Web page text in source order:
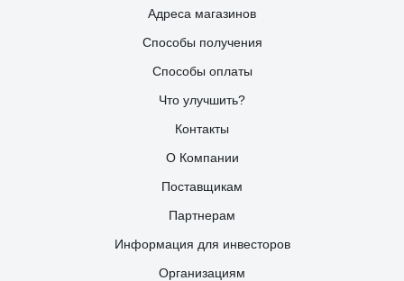
Адреса магазинов
Способы получения
Способы оплаты
Что улучшить?
Контакты
О Компании
Поставщикам
Партнерам
Информация для инвесторов
Организациям